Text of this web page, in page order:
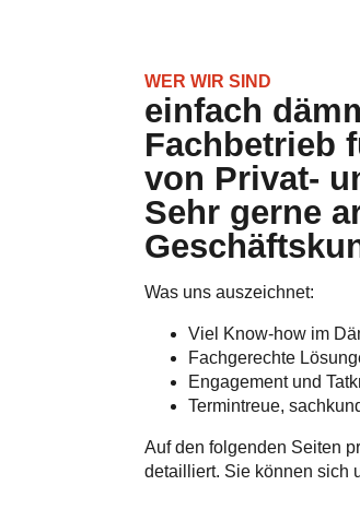
WER WIR SIND
einfach
Fachbetrieb
von Privat-
Sehr gerne
Was uns auszeichnet:
Viel Know-how im
Fachgerechte
Engagement und
Termintreue,
Auf den folgenden Seiten
detailliert. Sie können sich